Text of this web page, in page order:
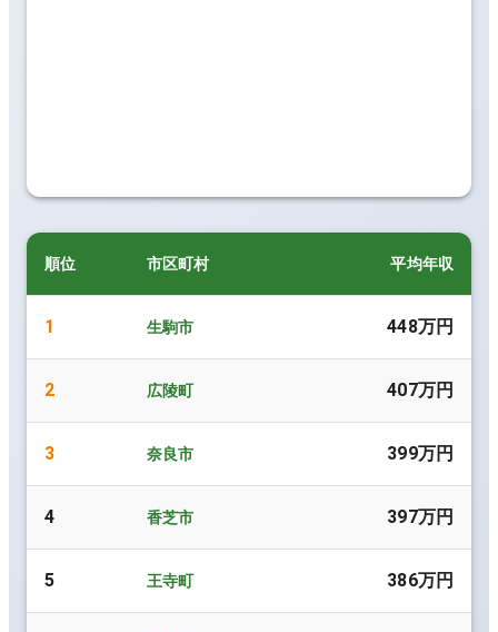
順位 市区町村 平均年収
1 生駒市 448万円
2 広陵町 407万円
3 奈良市 399万円
4 香芝市 397万円
5 王寺町 386万円